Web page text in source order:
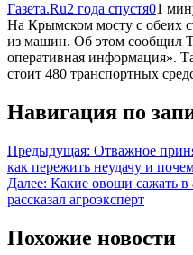
Газета.Ru2 года спустя01
На Крымском мосту с обеих
из машин. Об этом сообщил
оперативная информация».
стоит 480 транспортных
Навигация по
Предыдущая: Отважное
как пережить неудачу и
Далее: Какие овощи сажать в
рассказал агроэксперт
Похожие новости